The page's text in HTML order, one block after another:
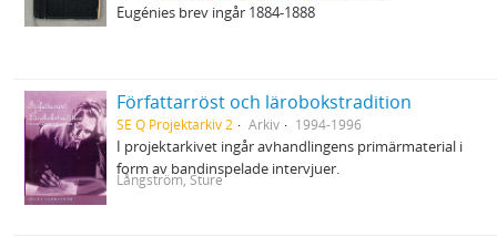
Eugénies brev ingår 1884-1888
Författarröst och lärobokstradition
SE Q Projektarkiv 2 Arkiv 1994-1996
I projektarkivet ingår avhandlingens primärmaterial i
form av bandinspelade intervjuer.
Långström, Sture